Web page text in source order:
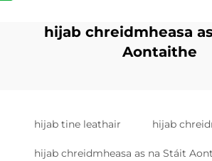
hijab chreidmheasa
Aontaithe
hijab tine leathair hijab
hijab chreidmheasa as na Stáit